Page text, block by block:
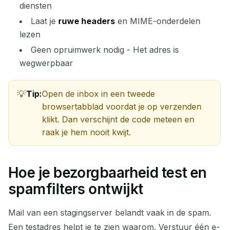
Wachten op binnenkomende e-mails...
Vernieuwen
diensten
Laat je ruwe headers en MIME-onderdelen
lezen
Geen opruimwerk nodig - Het adres is
wegwerpbaar
Tip:Open de inbox in een tweede
browsertabblad voordat je op verzenden
klikt. Dan verschijnt de code meteen en
raak je hem nooit kwijt.
Hoe je bezorgbaarheid test en
spamfilters ontwijkt
Mail van een stagingserver belandt vaak in de spam.
Een testadres helpt je te zien waarom. Verstuur één e-